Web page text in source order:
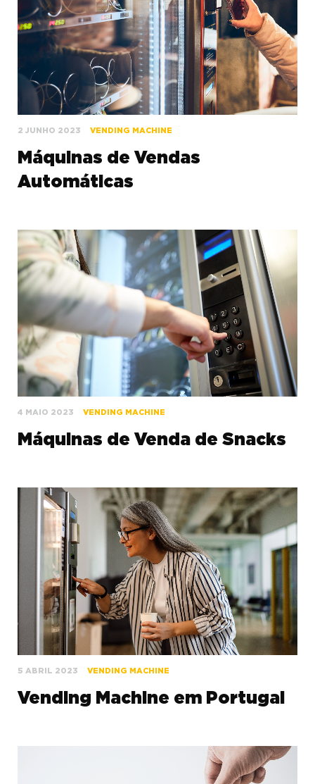
2 JUNHO 2023 VENDING MACHINE
Máquinas de Vendas
Automáticas
4 MAIO 2023 VENDING MACHINE
Máquinas de Venda de Snacks
5 ABRIL 2023 VENDING MACHINE
Vending Machine em Portugal